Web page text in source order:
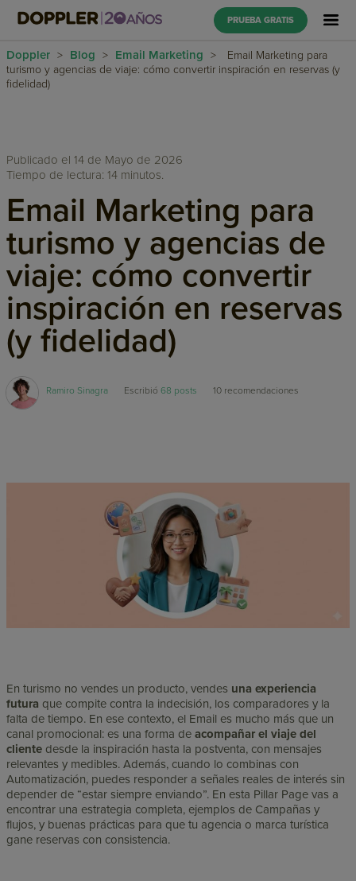
PRUEBA GRATIS
Doppler > Blog > Email Marketing >
Email Marketing para
turismo y agencias de viaje: cómo convertir inspiración en reservas (y
fidelidad)
Publicado el 14 de Mayo de 2026
Tiempo de lectura: 14 minutos.
Email Marketing para
turismo y agencias de
viaje: cómo convertir
inspiración en reservas
(y fidelidad)
Ramiro Sinagra Escribió68 posts 10 recomendaciones
En turismo no vendes un producto, vendes una experiencia
futura que compite contra la indecisión, los comparadores y la
falta de tiempo. En ese contexto, el Email es mucho más que un
canal promocional: es una forma deacompañar el viaje del
cliente desde la inspiración hasta la postventa, con mensajes
relevantes y medibles. Además, cuando lo combinas con
Automatización, puedes responder a señales reales de interés sin
depender de “estar siempre enviando”. En esta Pillar Page vas a
encontrar una estrategia completa, ejemplos de Campañas y
flujos, y buenas prácticas para que tu agencia o marca turística
gane reservas con consistencia.